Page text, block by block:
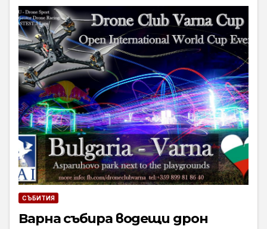
СЪБИТИЯ
Варна събира водещи дрон